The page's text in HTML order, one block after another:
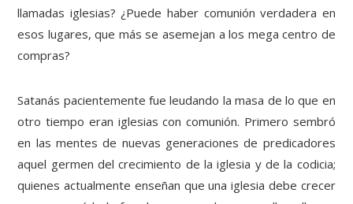
llamadas iglesias? ¿Puede haber comunión verdadera en
esos lugares, que más se asemejan a los mega centro de
compras?
Satanás pacientemente fue leudando la masa de lo que en
otro tiempo eran iglesias con comunión. Primero sembró
en las mentes de nuevas generaciones de predicadores
aquel germen del crecimiento de la iglesia y de la codicia;
quienes actualmente enseñan que una iglesia debe crecer